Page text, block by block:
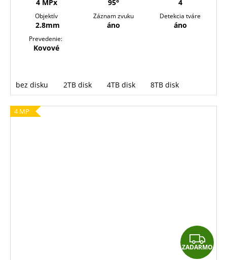
4 MPx 95° 4
Objektív
2.8mm
Záznam zvuku
áno
Detekcia tváre
áno
Prevedenie:
Kovové
bez disku 2TB disk 4TB disk 8TB disk
4 MP
Z
A
ZADARMO